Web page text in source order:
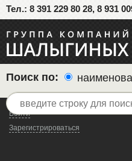
Тел.: 8 391 229 80 28, 8 931
Войти
Зарегистрироваться
Поиск по: